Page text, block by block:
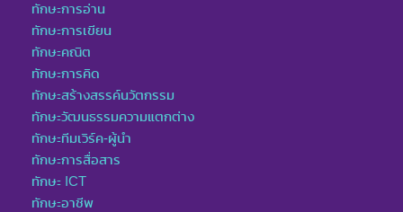
ทักษะการอ่าน
ทักษะการเขียน
ทักษะคณิต
ทักษะการคิด
ทักษะสร้างสรรค์นวัตกรรม
ทักษะวัฒนธรรมความแตกต่าง
ทักษะทีมเวิร์ค-ผู้นำ
ทักษะการสื่อสาร
ทักษะ ICT
ทักษะอาชีพ